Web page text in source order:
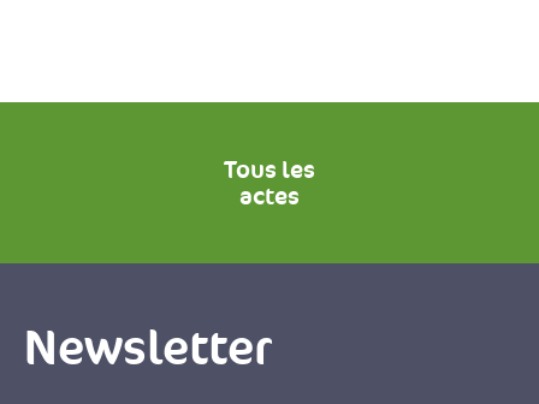
Tous les
actes
Newsletter